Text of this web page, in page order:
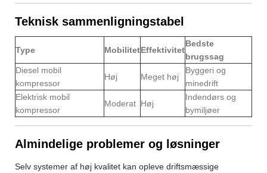
Teknisk sammenligningstabel
Type MobilitetEffektivitet
Bedste
brugssag
Diesel mobil
kompressor
Høj Meget høj
Byggeri og
minedrift
Elektrisk mobil
kompressor
Moderat Høj
Indendørs og
bymiljøer
Almindelige problemer og løsninger
Selv systemer af høj kvalitet kan opleve driftsmæssige